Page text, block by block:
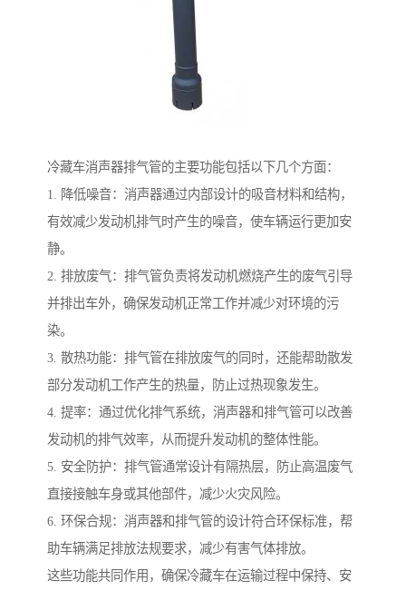
冷藏车消声器排气管的主要功能包括以下几个方面：
1. 降低噪音：消声器通过内部设计的吸音材料和结构，
有效减少发动机排气时产生的噪音，使车辆运行更加安
静。
2. 排放废气：排气管负责将发动机燃烧产生的废气引导
并排出车外，确保发动机正常工作并减少对环境的污
染。
3. 散热功能：排气管在排放废气的同时，还能帮助散发
部分发动机工作产生的热量，防止过热现象发生。
4. 提率：通过优化排气系统，消声器和排气管可以改善
发动机的排气效率，从而提升发动机的整体性能。
5. 安全防护：排气管通常设计有隔热层，防止高温废气
直接接触车身或其他部件，减少火灾风险。
6. 环保合规：消声器和排气管的设计符合环保标准，帮
助车辆满足排放法规要求，减少有害气体排放。
这些功能共同作用，确保冷藏车在运输过程中保持、安